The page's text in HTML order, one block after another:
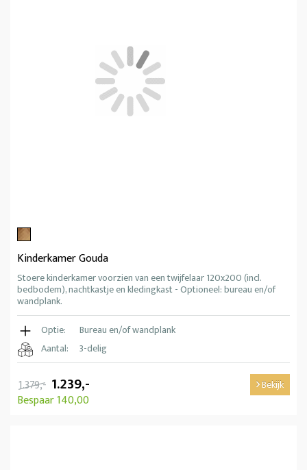
Kinderkamer Gouda
Stoere kinderkamer voorzien van een twijfelaar 120x200 (incl.
bedbodem), nachtkastje en kledingkast - Optioneel: bureau en/of
wandplank.
Optie:
Bureau en/of wandplank
Aantal:
3-delig
1.379,- 1.239,-
Bespaar 140,00
Bekijk